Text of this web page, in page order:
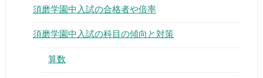
須磨学園中入試の合格者や倍率
須磨学園中入試の科目の傾向と対策
算数